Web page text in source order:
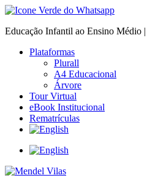
Educação Infantil ao Ensino Médio
Plataformas
Plurall
A4 Educacional
Árvore
Tour Virtual
eBook Institucional
Rematrículas